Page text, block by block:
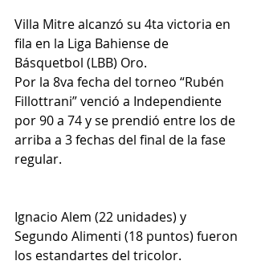
Villa Mitre alcanzó su 4ta victoria en
fila en la Liga Bahiense de
Básquetbol (LBB) Oro.
Por la 8va fecha del torneo “Rubén
Fillottrani” venció a Independiente
por 90 a 74 y se prendió entre los de
arriba a 3 fechas del final de la fase
regular.
Ignacio Alem (22 unidades) y
Segundo Alimenti (18 puntos) fueron
los estandartes del tricolor.